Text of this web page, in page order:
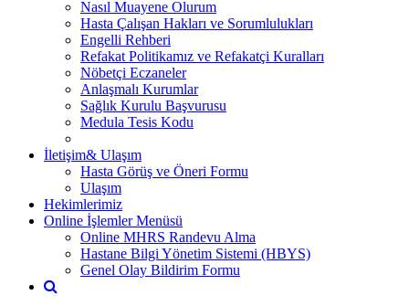
Nasıl Muayene Olurum
Hasta Çalışan Hakları ve Sorumlulukları
Engelli Rehberi
Refakat Politikamız ve Refakatçi Kuralları
Nöbetçi Eczaneler
Anlaşmalı Kurumlar
Sağlık Kurulu Başvurusu
Medula Tesis Kodu
İletişim& Ulaşım
Hasta Görüş ve Öneri Formu
Ulaşım
Hekimlerimiz
Online İşlemler Menüsü
Online MHRS Randevu Alma
Hastane Bilgi Yönetim Sistemi (HBYS)
Genel Olay Bildirim Formu